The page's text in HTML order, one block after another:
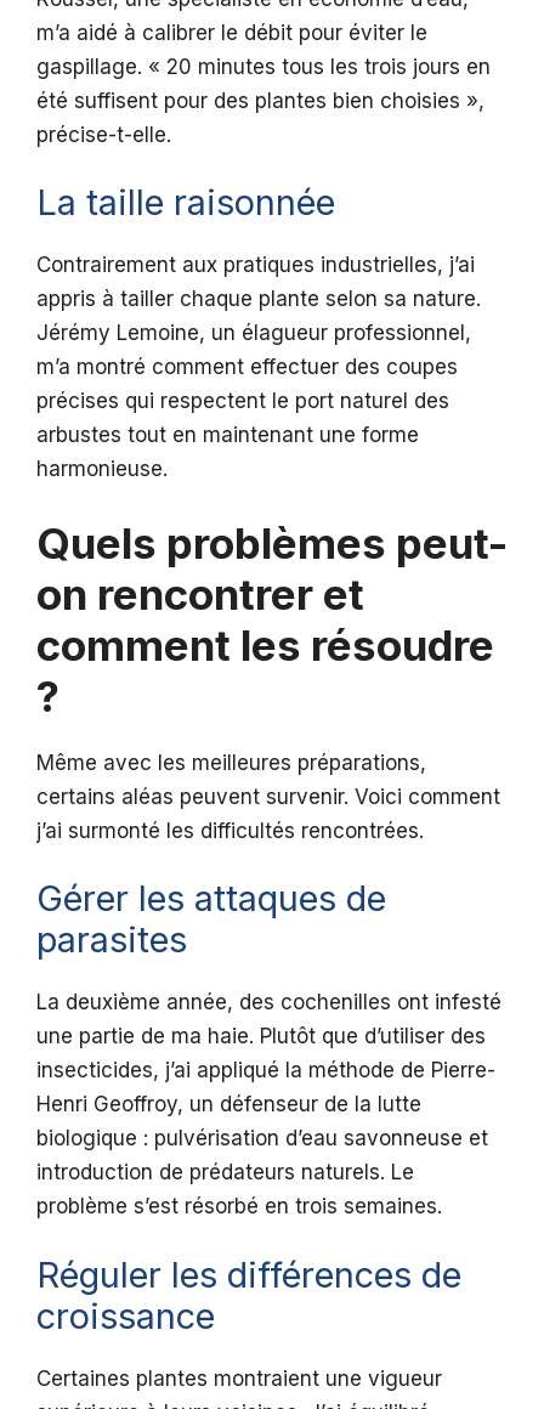
m’a aidé à calibrer le débit pour éviter le
gaspillage. « 20 minutes tous les trois jours en
été suffisent pour des plantes bien choisies »,
précise-t-elle.
La taille raisonnée
Contrairement aux pratiques industrielles, j’ai
appris à tailler chaque plante selon sa nature.
Jérémy Lemoine, un élagueur professionnel,
m’a montré comment effectuer des coupes
précises qui respectent le port naturel des
arbustes tout en maintenant une forme
harmonieuse.
Quels problèmes peut-
on rencontrer et
comment les résoudre
?
Même avec les meilleures préparations,
certains aléas peuvent survenir. Voici comment
j’ai surmonté les difficultés rencontrées.
Gérer les attaques de
parasites
La deuxième année, des cochenilles ont infesté
une partie de ma haie. Plutôt que d’utiliser des
insecticides, j’ai appliqué la méthode de Pierre-
Henri Geoffroy, un défenseur de la lutte
biologique : pulvérisation d’eau savonneuse et
introduction de prédateurs naturels. Le
problème s’est résorbé en trois semaines.
Réguler les différences de
croissance
Certaines plantes montraient une vigueur